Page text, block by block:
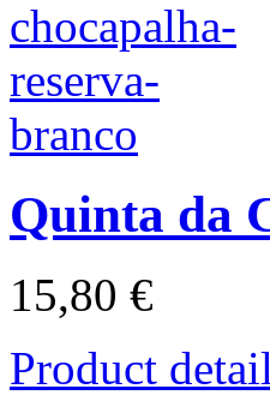
Quinta da
15,80 €
Product